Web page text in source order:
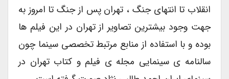
انقلاب تا انتهای جنگ ، تهران پس از جنگ تا امروز به
جهت وجود بیشترین تصاویر از تهران در این فیلم ها
بوده و با استفاده از منابع مرتبط تخصصی سینما چون
سالنامه ی سینمایی مجله ی فیلم و کتاب تهران در